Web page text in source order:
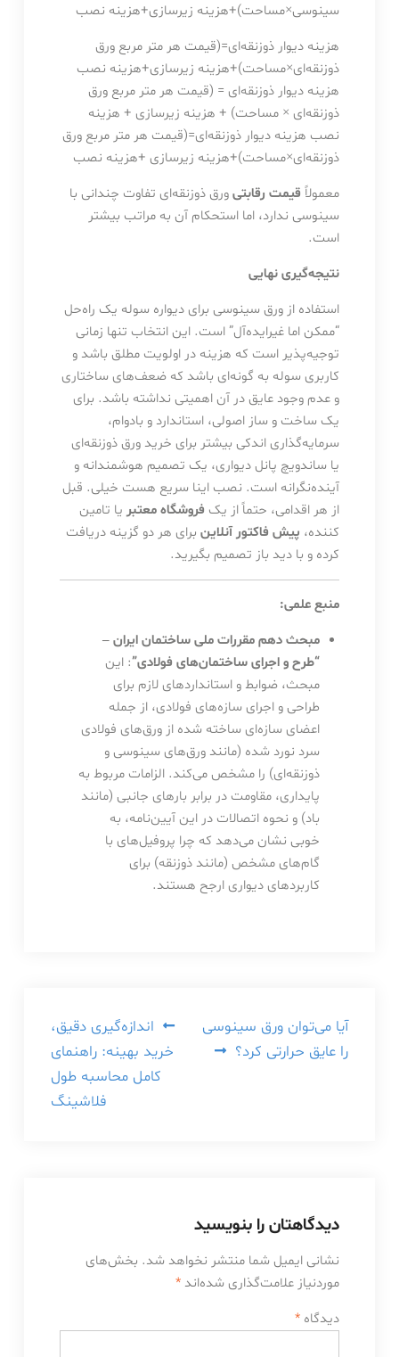
سینوسی×مساحت)
+هزینه زیرسازی+هزینه نصب
هزینه دیوار ذوزنقه‌ای=(قیمت هر متر مربع ورق
ذوزنقه‌ای×مساحت)+هزینه زیرسازی+هزینه نصب
هزینه دیوار ذوزنقه‌ای = (قیمت هر متر مربع ورق
ذوزنقه‌ای × مساحت) + هزینه زیرسازی + هزینه
نصب هزینه دیوار ذوزنقه‌ای=
(قیمت هر متر مربع ورق
ذوزنقه‌ای×مساحت)
+هزینه زیرسازی +هزینه نصب
معمولاً قیمت رقابتیورق ذوزنقه‌ای تفاوت چندانی با
سینوسی ندارد، اما استحکام آن به مراتب بیشتر
است.
نتیجه‌گیری نهایی
استفاده از ورق سینوسی برای دیواره سوله یک راه‌حل
“ممکن اما غیرایده‌آل” است. این انتخاب تنها زمانی
توجیه‌پذیر است که هزینه در اولویت مطلق باشد و
کاربری سوله به گونه‌ای باشد که ضعف‌های ساختاری
و عدم وجود عایق در آن اهمیتی نداشته باشد. برای
یک ساخت و ساز اصولی، استاندارد و بادوام،
سرمایه‌گذاری اندکی بیشتر برای خرید ورق ذوزنقه‌ای
یا ساندویچ پانل دیواری، یک تصمیم هوشمندانه و
آینده‌نگرانه است. نصب اینا سریع هست خیلی. قبل
از هر اقدامی، حتماً از یک فروشگاه معتبریا تامین
کننده، پیش فاکتور آنلاینبرای هر دو گزینه دریافت
کرده و با دید باز تصمیم بگیرید.
منبع علمی:
مبحث دهم مقررات ملی ساختمان ایران –
“طرح و اجرای ساختمان‌های فولادی”: این
مبحث، ضوابط و استانداردهای لازم برای
طراحی و اجرای سازه‌های فولادی، از جمله
اعضای سازه‌ای ساخته شده از ورق‌های فولادی
سرد نورد شده (مانند ورق‌های سینوسی و
ذوزنقه‌ای) را مشخص می‌کند. الزامات مربوط به
پایداری، مقاومت در برابر بارهای جانبی (مانند
باد) و نحوه اتصالات در این آیین‌نامه، به
خوبی نشان می‌دهد که چرا پروفیل‌های با
گام‌های مشخص (مانند ذوزنقه) برای
کاربردهای دیواری ارجح هستند.
راهبری
نوشته
اندازه‌گیری دقیق،
خرید بهینه: راهنمای
کامل محاسبه طول
فلاشینگ
آیا می‌توان ورق سینوسی
را عایق حرارتی کرد؟
دیدگاهتان را بنویسید
نشانی ایمیل شما منتشر نخواهد شد. بخش‌های
موردنیاز علامت‌گذاری شده‌اند *
دیدگاه *